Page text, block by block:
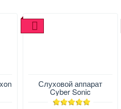
Слуховой аппарат
Cyber Sonic